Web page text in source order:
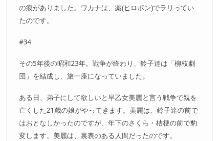
の痕がありました。ワカナは、薬(ヒロポン)でラリってい
たのです。
#34
その5年後の昭和23年。戦争が終わり、鈴子達は「柳枝劇
団」を結成し、旅一座になっていました。
ある日、弟子にして欲しいと早乙女美麗と言う戦争で親を
亡くした21歳の娘がやってきます。美麗は、鈴子達の前で
はおとなしかったのですが、年下のさくら・桔梗の前で豹
変します。美麗は、裏表のある人間だったのです。